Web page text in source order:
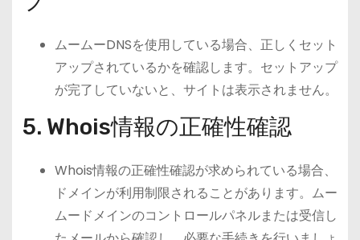
ムームーDNSを使用している場合、正しくセット
アップされているかを確認します。セットアップ
が完了していないと、サイトは表示されません。
5. Whois情報の正確性確認
Whois情報の正確性確認が求められている場合、
ドメインが利用制限されることがあります。ムー
ムードメインのコントロールパネルまたは受信し